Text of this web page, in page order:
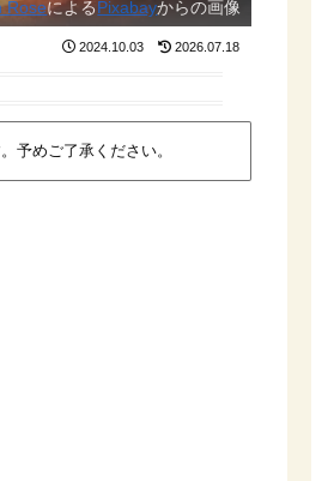
RoseによるPixabayからの画像
2024.10.03 2026.07.18
予めご了承ください。